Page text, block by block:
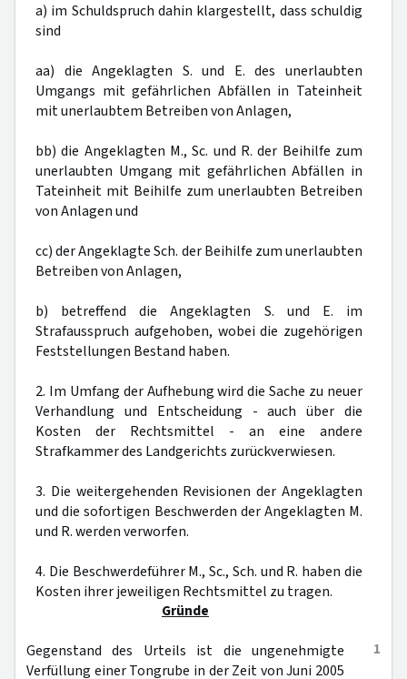
a) im Schuldspruch dahin klargestellt, dass schuldig
sind
aa) die Angeklagten S. und E. des unerlaubten
Umgangs mit gefährlichen Abfällen in Tateinheit
mit unerlaubtem Betreiben von Anlagen,
bb) die Angeklagten M., Sc. und R. der Beihilfe zum
unerlaubten Umgang mit gefährlichen Abfällen in
Tateinheit mit Beihilfe zum unerlaubten Betreiben
von Anlagen und
cc) der Angeklagte Sch. der Beihilfe zum unerlaubten
Betreiben von Anlagen,
b) betreffend die Angeklagten S. und E. im
Strafausspruch aufgehoben, wobei die zugehörigen
Feststellungen Bestand haben.
2. Im Umfang der Aufhebung wird die Sache zu neuer
Verhandlung und Entscheidung - auch über die
Kosten der Rechtsmittel - an eine andere
Strafkammer des Landgerichts zurückverwiesen.
3. Die weitergehenden Revisionen der Angeklagten
und die sofortigen Beschwerden der Angeklagten M.
und R. werden verworfen.
4. Die Beschwerdeführer M., Sc., Sch. und R. haben die
Kosten ihrer jeweiligen Rechtsmittel zu tragen.
Gründe
1
Gegenstand des Urteils ist die ungenehmigte
Verfüllung einer Tongrube in der Zeit von Juni 2005